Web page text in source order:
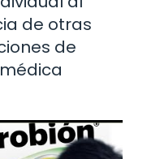
de otras
de